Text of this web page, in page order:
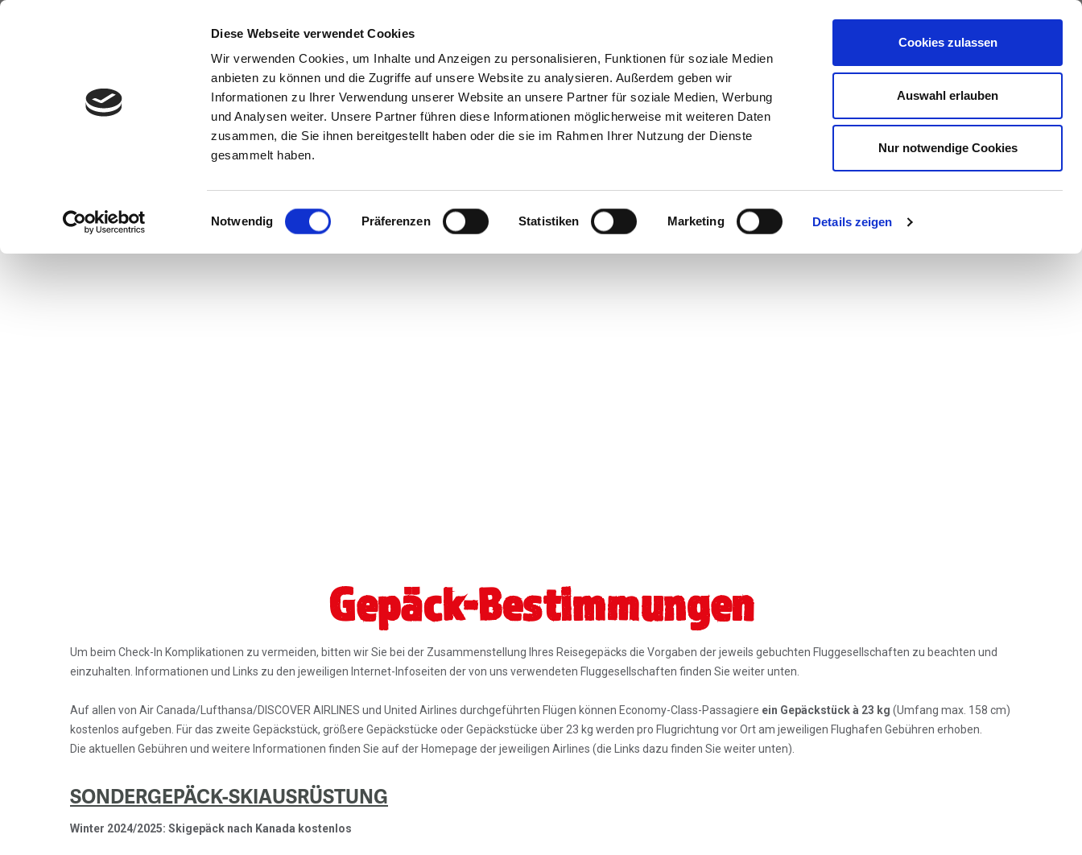
Diese Webseite verwendet Cookies
Wir verwenden Cookies, um Inhalte und Anzeigen zu personalisieren, Funktionen für soziale Medien
anbieten zu können und die Zugriffe auf unsere Website zu analysieren. Außerdem geben wir
Informationen zu Ihrer Verwendung unserer Website an unsere Partner für soziale Medien, Werbung
und Analysen weiter. Unsere Partner führen diese Informationen möglicherweise mit weiteren Daten
zusammen, die Sie ihnen bereitgestellt haben oder die sie im Rahmen Ihrer Nutzung der Dienste
gesammelt haben.
Einwilligungsauswahl
Notwendig Präferenzen Statistiken Marketing Details zeigen
Cookies zulassen
Auswahl erlauben
Nur notwendige Cookies
Anfragen
Gepäck-Bestimmungen
Um beim Check-In Komplikationen zu vermeiden, bitten wir Sie bei der Zusammenstellung Ihres Reisegepäcks die Vorgaben der jeweils gebuchten Fluggesellschaften zu beachten und
einzuhalten. Informationen und Links zu den jeweiligen Internet-Infoseiten der von uns verwendeten Fluggesellschaften finden Sie weiter unten.
Auf allen von Air Canada/Lufthansa/DISCOVER AIRLINES und United Airlines durchgeführten Flügen können Economy-Class-Passagiere ein Gepäckstück à 23 kg (Umfang max. 158 cm)
kostenlos aufgeben. Für das zweite Gepäckstück, größere Gepäckstücke oder Gepäckstücke über 23 kg werden pro Flugrichtung vor Ort am jeweiligen Flughafen Gebühren erhoben.
Die aktuellen Gebühren und weitere Informationen finden Sie auf der Homepage der jeweiligen Airlines (die Links dazu finden Sie weiter unten).
SONDERGEPÄCK-SKIAUSRÜSTUNG
Winter 2024/2025: Skigepäck nach Kanada kostenlos